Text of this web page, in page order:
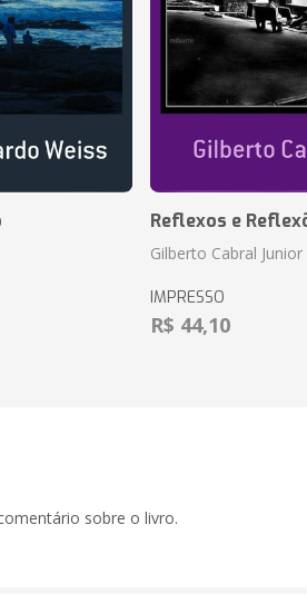
Reflexos e
Gilberto Cabral Junior
IMPRESSO
R$ 44,10
sobre o livro.